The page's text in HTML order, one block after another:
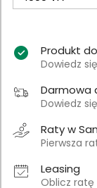
Produkt
Dowiedz
Darmowa
Dowiedz
Raty w
Pierwsza
Leasing
Oblicz ratę